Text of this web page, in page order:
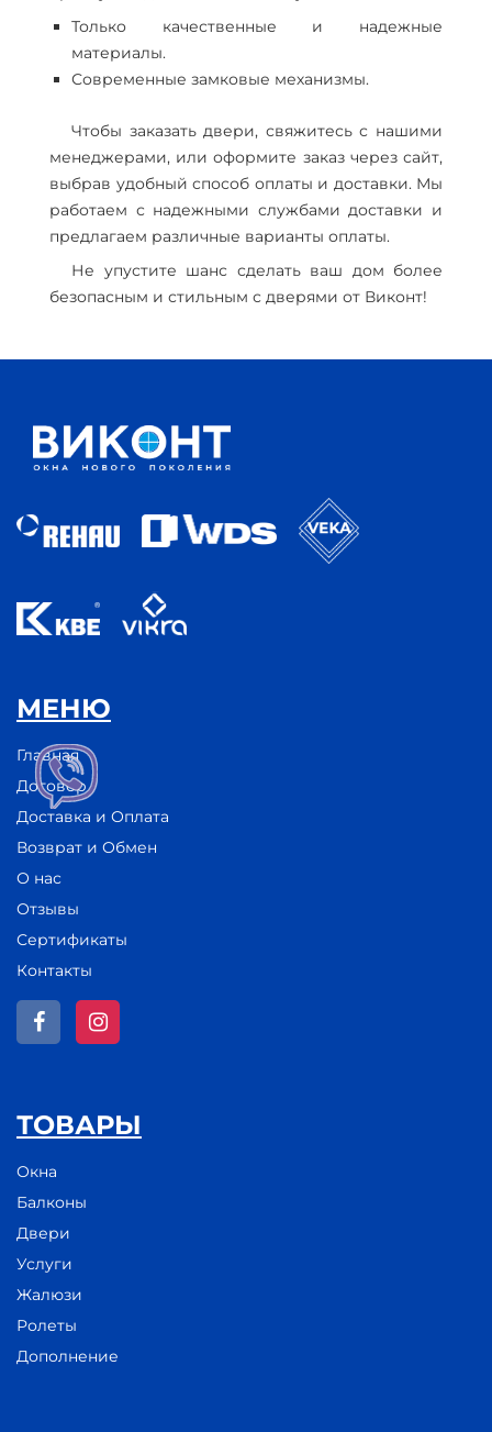
Только качественные и надежные
материалы.
Современные замковые механизмы.
Чтобы заказать двери, свяжитесь с нашими
менеджерами, или оформите заказ через сайт,
выбрав удобный способ оплаты и доставки. Мы
работаем с надежными службами доставки и
предлагаем различные варианты оплаты.
Не упустите шанс сделать ваш дом более
безопасным и стильным с дверями от Виконт!
МЕНЮ
Главная
Договор
Доставка и Оплата
Возврат и Обмен
О нас
Отзывы
Сертификаты
Контакты
ТОВАРЫ
Окна
Балконы
Двери
Услуги
Жалюзи
Ролеты
Дополнение